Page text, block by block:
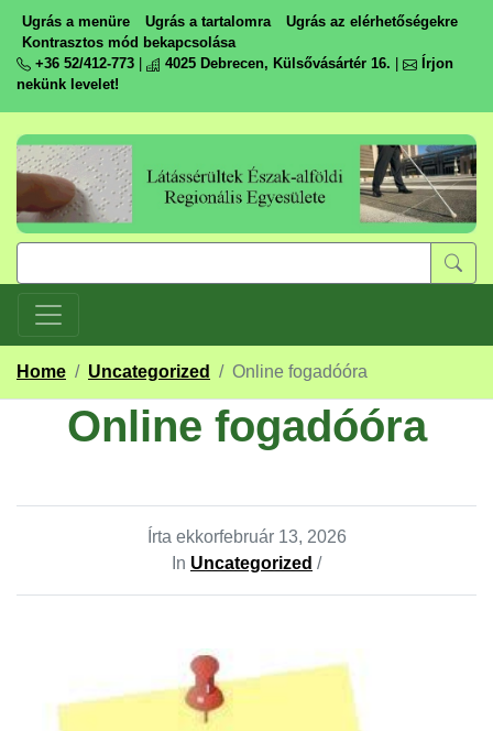
Ugrás a menüre Ugrás a tartalomra
Ugrás az elérhetőségekre
Kontrasztos mód bekapcsolása
+36 52/412-773
4025 Debrecen, Külsővásártér 16.
Írjon
nekünk levelet!
Home / Uncategorized / Online fogadóóra
Online fogadóóra
Írta ekkorfebruár 13, 2026
In Uncategorized /